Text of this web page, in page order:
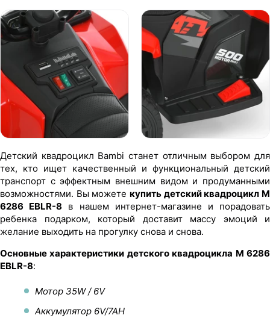
Детский квадроцикл Bambi станет отличным выбором для
тех, кто ищет качественный и функциональный детский
транспорт с эффектным внешним видом и продуманными
возможностями. Вы можете купить детский квадроцикл M
6286 EBLR-8 в нашем интернет-магазине и порадовать
ребенка подарком, который доставит массу эмоций и
желание выходить на прогулку снова и снова.
Основные характеристики детского квадроцикла M 6286
EBLR-8:
Мотор 35W / 6V
Аккумулятор 6V/7AH